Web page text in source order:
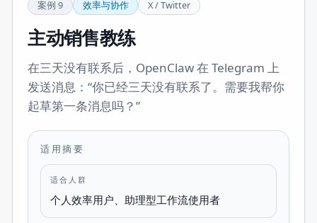
案例 9 效率与协作 X / Twitter
主动销售教练
在三天没有联系后，OpenClaw 在 Telegram 上
发送消息：“你已经三天没有联系了。需要我帮你
起草第一条消息吗？”
适用摘要
适合人群
个人效率用户、助理型工作流使用者